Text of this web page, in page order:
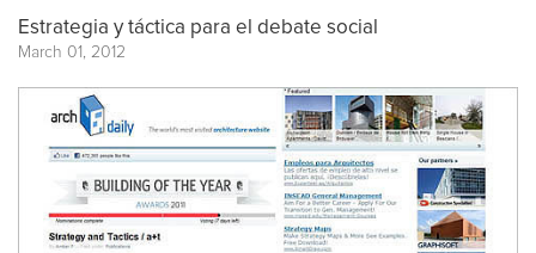
Estrategia y táctica para el debate social
March 01, 2012